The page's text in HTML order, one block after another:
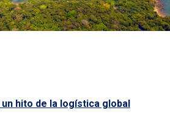
un hito de la logística global